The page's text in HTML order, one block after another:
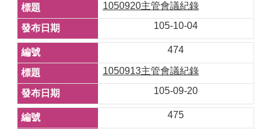
1050920主管會議紀錄
105-10-04
474
1050913主管會議紀錄
105-09-20
475